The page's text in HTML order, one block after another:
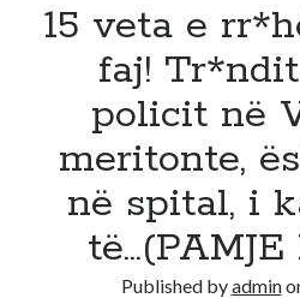
15 veta e
faj!
policit në
meritonte,
në spital, i
Published byadmin